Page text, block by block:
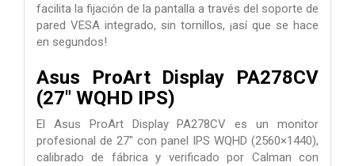
facilita la fijación de la pantalla a través del soporte de
pared VESA integrado, sin tornillos, ¡así que se hace
en segundos!
Asus ProArt Display PA278CV
(27" WQHD IPS)
El Asus ProArt Display PA278CV es un monitor
profesional de 27" con panel IPS WQHD (2560×1440),
calibrado de fábrica y verificado por Calman con